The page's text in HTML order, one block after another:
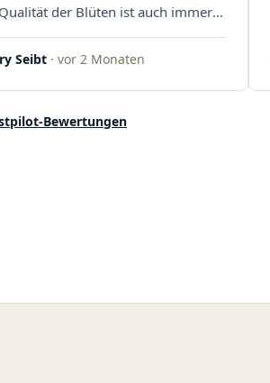
der Blüten ist auch immer
hohen Niveau, die Auswahl
und die Preise sind fair. Die
Ich bestelle hier schon länger
Seibt · vor 2 Monaten
Bewertungen